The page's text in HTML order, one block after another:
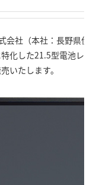
会社（本社：長野県伊
化した21.5型電池レ
いたします。